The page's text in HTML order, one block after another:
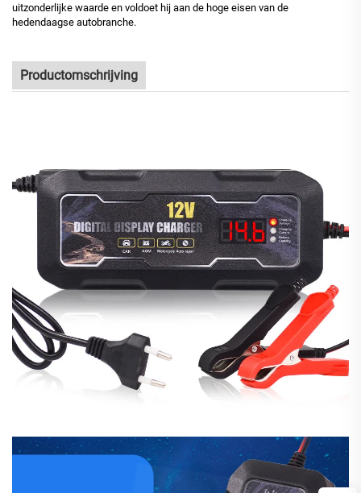
uitzonderlijke waarde en voldoet hij aan de hoge eisen van de
hedendaagse autobranche.
Productomschrijving